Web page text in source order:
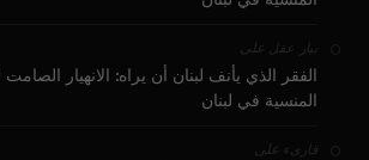
بيار عقل على
الفقر الذي يأنف لبنان أن يراه: الانهيار
المنسية في لبنان
قارىء على